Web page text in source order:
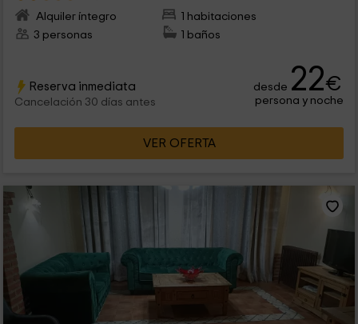
Alquiler íntegro
1 habitaciones
3 personas
1 baños
Reserva inmediata
Cancelación 30 días antes
desde 22€
persona y noche
VER OFERTA